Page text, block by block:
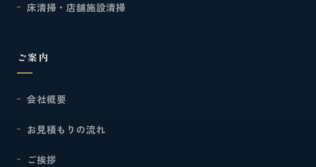
床清掃・店舗施設清掃
ご案内
会社概要
お見積もりの流れ
ご挨拶